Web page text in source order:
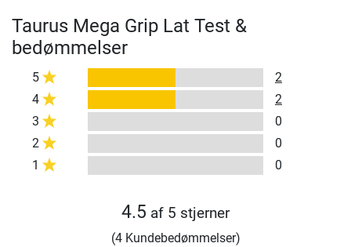
Taurus Mega Grip Lat Test &
bedømmelser
5
2
4
2
3
0
2
0
1
0
4.5 af 5 stjerner
(4 Kundebedømmelser)